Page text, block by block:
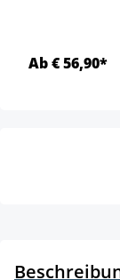
Ab € 56,90*